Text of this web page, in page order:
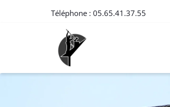
Téléphone : 05.65.41.37.55